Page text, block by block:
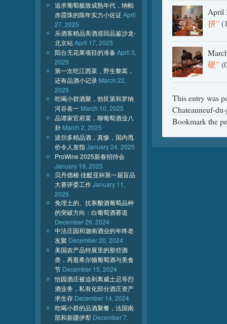
April
拼”
硬”
This entry was
Chateauneuf-
Bookmark the
追求葡萄极致成熟年代，纳帕
赤霞珠的陈年实力小佐证April
27, 2025
乐酒客精品美酒巡回品鉴沙龙-
北京站April 17, 2025
阳台无花果项目的准备April 3,
2025
第一次吃江西菜，野生黎蒿，
还有品酒小记录 March 22,
2025
吃喝小群酒聚，勃艮第和罗纳
河谷各一 March 10, 2025
品谭家官府菜，聊葡萄酒业八
卦 March 2, 2025
波尔多精品酒，真惨，国内甩
价令人发指January 24, 2025
ProWine 2025新春招待会
January 19, 2025
贝丹德梭·佳醍亚杯第一届盲品
大赛评委工作January 11,
2025
免埋土的、抗寒酿酒葡萄品种
的突破方向：白葡萄酒赛道
December 26, 2024
中法庄园和迦南酒业的年终老
友聚 December 20, 2024
美国农产品特展里的那些酒
类，再逛希尔顿葡萄酒与美食
节 December 15, 2024
怡园酒庄被迫剥离威士忌等烈
酒业务，私有化部分酒庄资产
求生存 December 14, 2024
吃喝小群的品酒聚餐，法国南
部和新疆伊犁 December 7,